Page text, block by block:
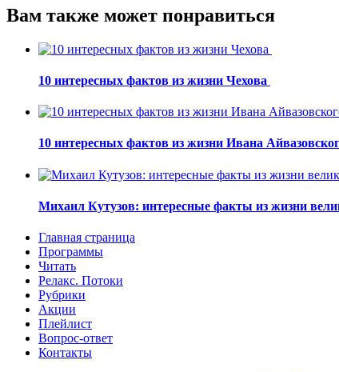
Вам также может понравиться
10 интересных фактов из жизни Чехова
10 интересных фактов из жизни Ивана
Михаил Кутузов: интересные факты из жизни
Главная страница
Программы
Читать
Релакс. Потоки
Рубрики
Акции
Плейлист
Вопрос-ответ
Контакты